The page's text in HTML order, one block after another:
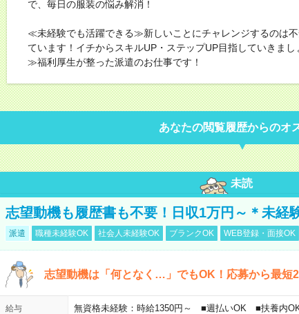
で、毎日の服装の悩み解消！
≪未経験でも活躍できる≫新しいことにチャレンジするのは
ています！イチからスキルUP・ステップUP目指していきま
≫福利厚生が整った派遣のお仕事です！
あなたの閲覧履歴からのオ
未読
志望動機も履歴書も不要！日収1万円～＊未経
派遣 職種未経験OK 社会人未経験OK ブランクOK WEB登録・面接OK
志望動機は「何となく…」でもOK！応募から最短
給与 無資格未経験：時給1350円～ ■週払いOK ■扶養内